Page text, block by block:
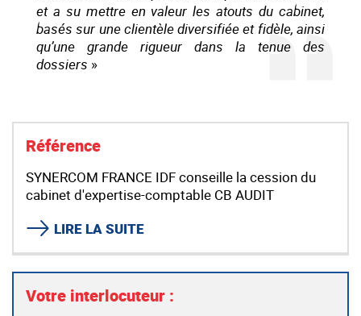
et a su mettre en valeur les atouts du cabinet,
basés sur une clientèle diversifiée et fidèle, ainsi
qu’une grande rigueur dans la tenue des
dossiers »
Référence
SYNERCOM FRANCE IDF conseille la cession du
cabinet d'expertise-comptable CB AUDIT
LIRE LA SUITE
Votre interlocuteur :